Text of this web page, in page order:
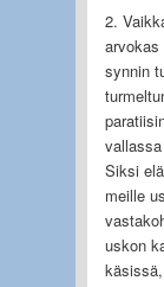
2.
arvokas
synnin
Siksi
meille
uskon